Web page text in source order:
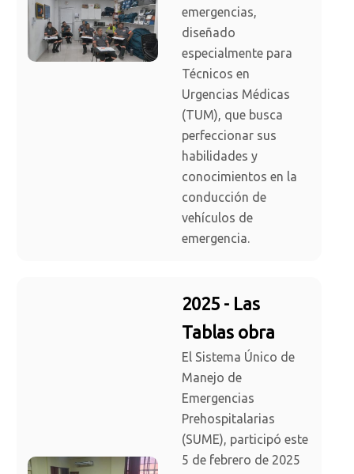
emergencias,
diseñado
especialmente para
Técnicos en
Urgencias Médicas
(TUM), que busca
perfeccionar sus
habilidades y
conocimientos en la
conducción de
vehículos de
emergencia.
2025 - Las
Tablas obra
El Sistema Único de
Manejo de
Emergencias
Prehospitalarias
(SUME), participó este
5 de febrero de 2025